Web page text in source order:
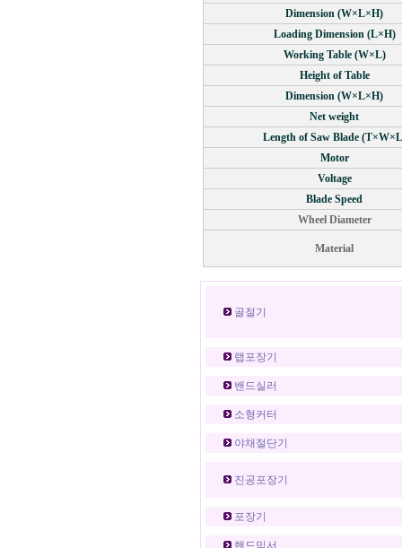
Dimension (W×L×H)
Loading Dimension (L×H)
Working Table (W×L)
Height of Table
Dimension (W×L×H)
Net weight
Length of Saw Blade
Motor
Voltage
Blade Speed
Wheel Diameter
Material
골절기
랩포장기
밴드실러
소형커터
야채절단기
진공포장기
포장기
핸드믹서